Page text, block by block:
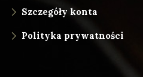
Szczegóły konta
Polityka prywatności